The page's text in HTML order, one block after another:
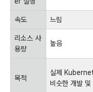
속도 느림
리소스 사
용량
높음
목적
실제
비슷한 개발 및